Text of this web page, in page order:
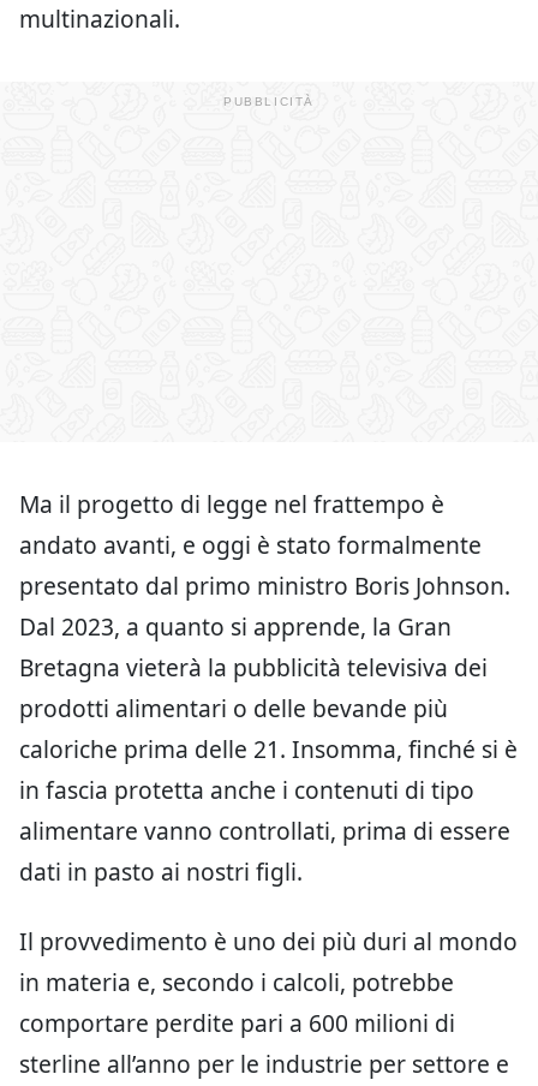
multinazionali.
Ma il progetto di legge nel frattempo è
andato avanti, e oggi è stato formalmente
presentato dal primo ministro Boris Johnson.
Dal 2023, a quanto si apprende, la Gran
Bretagna vieterà la pubblicità televisiva dei
prodotti alimentari o delle bevande più
caloriche prima delle 21. Insomma, finché si è
in fascia protetta anche i contenuti di tipo
alimentare vanno controllati, prima di essere
dati in pasto ai nostri figli.
Il provvedimento è uno dei più duri al mondo
in materia e, secondo i calcoli, potrebbe
comportare perdite pari a 600 milioni di
sterline all’anno per le industrie per settore e